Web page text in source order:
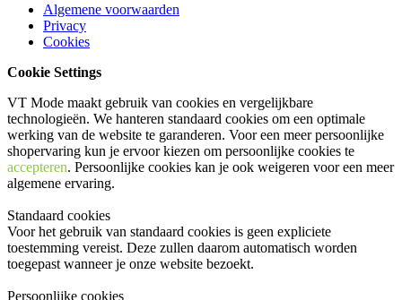
Algemene voorwaarden
Privacy
Cookies
Cookie Settings
VT Mode maakt gebruik van cookies en vergelijkbare
technologieën. We hanteren standaard cookies om een optimale
werking van de website te garanderen. Voor een meer persoonlijke
shopervaring kun je ervoor kiezen om persoonlijke cookies te
accepteren. Persoonlijke cookies kan je ook weigeren voor een meer
algemene ervaring.
Standaard cookies
Voor het gebruik van standaard cookies is geen expliciete
toestemming vereist. Deze zullen daarom automatisch worden
toegepast wanneer je onze website bezoekt.
Persoonlijke cookies